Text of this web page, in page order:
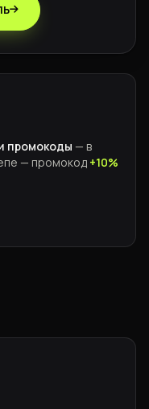
промокоды — в
— промокод +10%